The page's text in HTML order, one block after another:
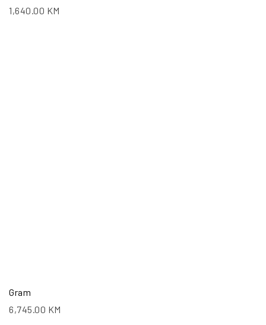
1,640.00 KM
Gram
6,745.00 KM